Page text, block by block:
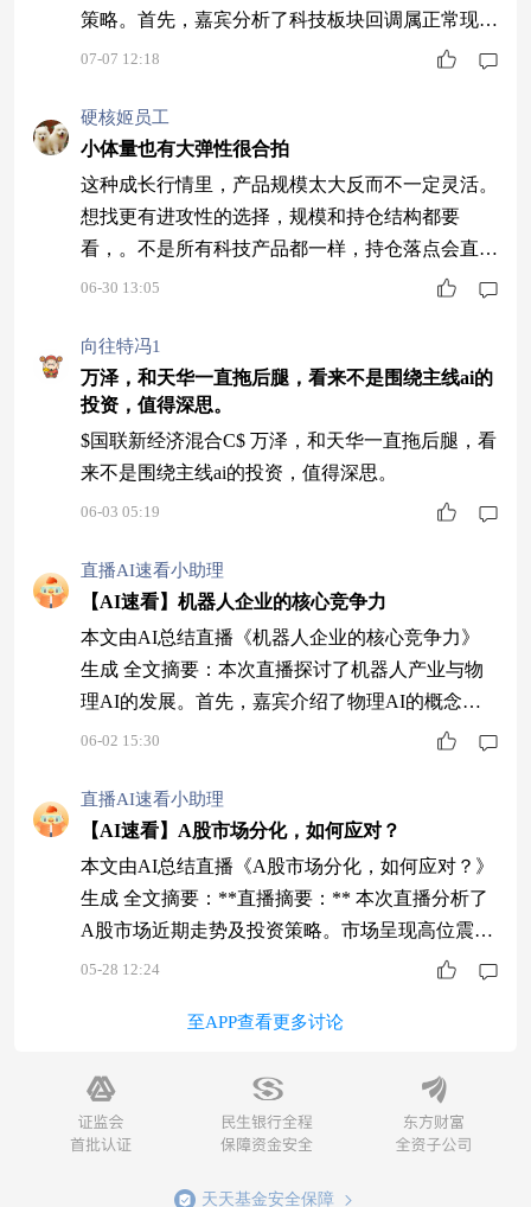
他们指
策略。首先，嘉宾分析了科技板块回调属正常现
象，光通信、半导体等细分领域仍具配置价值。然
资者。创新药和机器人板块下半年或表现更优，但
需注意波动风险。最后建议均衡配置科技、金融及
有色金属等板块，避免单一押注，关注国联基金相
关产品。 1 科技板块回调属正常现象。 赵楠和阳
阳分析
07-07 12:18
硬核姬员工
小体量也有大弹性很合拍
这种成长行情里，产品规模太大反而不一定灵活。
想找更有进攻性的选择，规模和持仓结构都要
看，。不是所有科技产品都一样，持仓落点会直接
影响体验。红土创新新科技股票A(006265)规模约
前行情下挺适配。
06-30 13:05
向往特冯1
万泽，和天华一直拖后腿，看来不是围绕主线ai的
投资，值得深思。
$国联新经济混合C$ 万泽，和天华一直拖后腿，看
来不是围绕主线ai的投资，值得深思。
06-03 05:19
直播AI速看小助理
【AI速看】机器人企业的核心竞争力
本文由AI总结直播《机器人企业的核心竞争力》
生成 全文摘要：本次直播探讨了机器人产业与物
理AI的发展。首先，嘉宾介绍了物理AI的概念及
其在机器人领域的应用，指出机器人需学习物理规
策、运动控制和数据训练等挑战。对于投资策略，
建议长期关注但短期需谨慎，可通过基金参与。最
后强调B端标准化场景将先于C端实现商业化，并
推荐了相关基金产品。 1 探讨机器人产业与物理
06-02 15:30
直播AI速看小助理
【AI速看】A股市场分化，如何应对？
本文由AI总结直播《A股市场分化，如何应对？》
生成 全文摘要：**直播摘要：** 本次直播分析了
A股市场近期走势及投资策略。市场呈现高位震荡
特征，科技板块领涨，但受内外因素影响存在回调
权益投资建议规避高估值品种，关注煤炭等防御性
风险，同时可搭配固收类产品增强稳定性。周期性
市场中需注重板块轮动，低估值行业如煤炭具
05-28 12:24
至APP查看更多讨论
天天基金安全保障